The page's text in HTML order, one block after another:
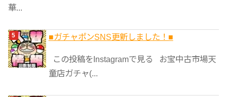
華...
■ガチャポンSNS更新しました！■
この投稿をInstagramで見る お宝中古市場天
童店ガチャ(...